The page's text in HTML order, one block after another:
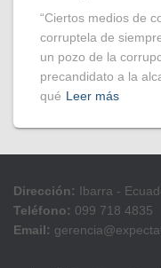
“Ciertos medios de
corruptela de
un pozo de la
precandidato a la
qué Leer más
Dirección: Ibarra -
Teléfono: 099 718 4835
Email: